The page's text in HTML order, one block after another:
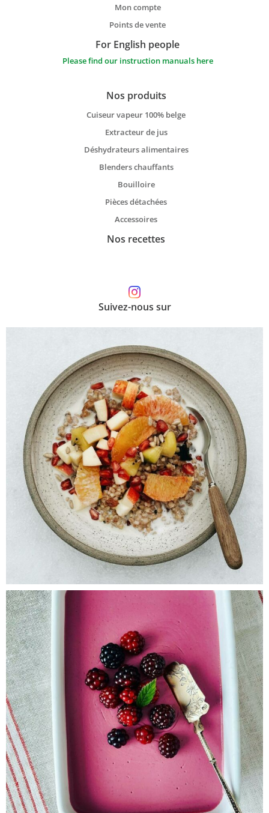
Mon compte
Points de vente
For English people
Please find our instruction manuals here
Nos produits
Cuiseur vapeur 100% belge
Extracteur de jus
Déshydrateurs alimentaires
Blenders chauffants
Bouilloire
Pièces détachées
Accessoires
Nos recettes
Suivez-nous sur